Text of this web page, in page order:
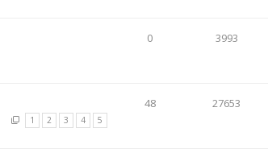
0 3993
1 2 3 4 5
48 27653